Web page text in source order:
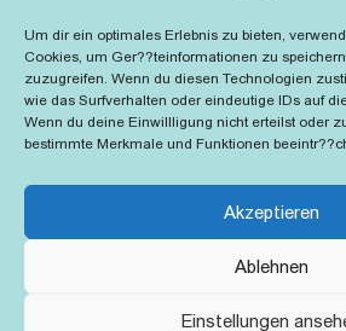
Um dir ein optimales Erlebnis zu bieten,
Cookies, um Ger??teinformationen zu
zuzugreifen. Wenn du diesen Technologien
wie das Surfverhalten oder eindeutige IDs auf
Wenn du deine Einwillligung nicht erteilst oder
bestimmte Merkmale und Funktionen
Akzeptieren
Ablehnen
Einstellungen
Grubenlampe … Tolstoy … Grün
Lady Hamilton … Mütter
Ruttmann Werbefilme